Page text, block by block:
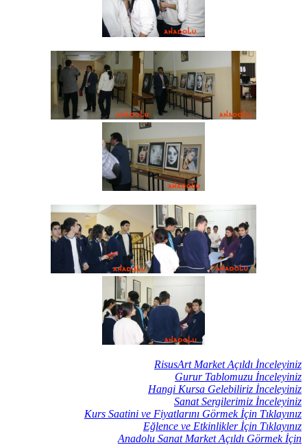
RisusArt Market Açıldı İnceleyiniz
Gurur Tablomuzu İnceleyiniz
Hangi Kursa Gelebiliriz İnceleyiniz
Sanat Sergilerimiz İnceleyiniz
Kurs Saatini ve Fiyatlarını Görmek İçin Tıklayınız
Eğlence ve Etkinlikler İçin Tıklayınız
Anadolu Sanat Market Açıldı Görmek İçin